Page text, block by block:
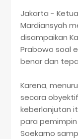
Jakarta -
Mardiansyah
disampaikan
Prabowo soal
benar dan
Karena,
secara
keberlanjutan
para
Soekarno